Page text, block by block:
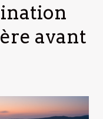
avant